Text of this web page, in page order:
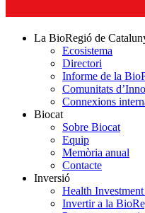
La BioRegió de
Ecosistema
Directori
Informe de la
Comunitats
Connexions
Biocat
Sobre Biocat
Equip
Memòria anual
Contacte
Inversió
Health
Invertir a la